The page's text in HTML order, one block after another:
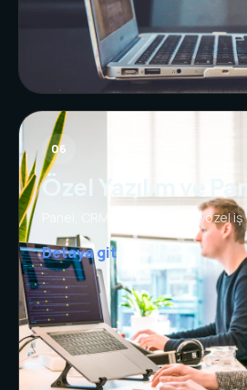
06
Özel Yazılım ve
Panel, CRM, otomasyon ve özel iş
Detaya git